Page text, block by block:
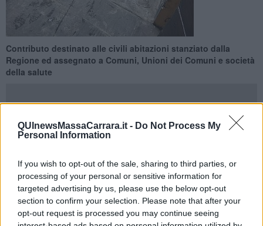
QUInewsMassaCarrara.it - Do Not Process My
Personal Information
If you wish to opt-out of the sale, sharing to third parties, or
processing of your personal or sensitive information for
targeted advertising by us, please use the below opt-out
section to confirm your selection. Please note that after your
opt-out request is processed you may continue seeing
Contributo destinato alle civili abitazioni stanziato dalla
Regione ed assegnato a Comuni, Unioni dei Comuni e società
della salute
delle
barriere architettoniche
nelle civili abitazioni. E’ questa la
cifra che verrà erogata dalla Regione e assegnata a Comuni,
Unioni di Comuni e Società della Salute; le risorse saranno poi
destinate alle persone con disabilità che ne avevano fatto richiesta
ed erano state ritenute idonee, in base a graduatorie stilate dopo
una apposita istruttoria. Il provvedimento è stato approvato dalla